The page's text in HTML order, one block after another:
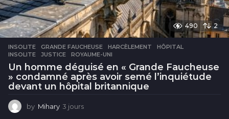
490 2
INSOLITE GRANDE FAUCHEUSE ,HARCÈLEMENT ,HÔPITAL
INSOLITE
,JUSTICE ,ROYAUME-UNI
Un homme déguisé en « Grande Faucheuse
» condamné après avoir semé l’inquiétude
devant un hôpital britannique
by Mihary 3 jours